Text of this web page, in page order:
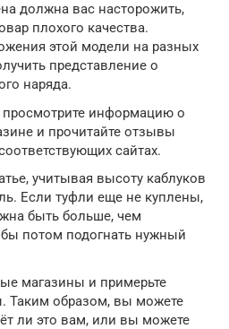
должна вас насторожить,
плохого качества.
этой модели на разных
представление о
наряда.
просмотрите информацию о
и прочитайте отзывы
сайтах.
учитывая высоту каблуков
Если туфли еще не куплены,
быть больше, чем
потом подогнать нужный
магазины и примерьте
Таким образом, вы можете
ли это вам, или вы можете